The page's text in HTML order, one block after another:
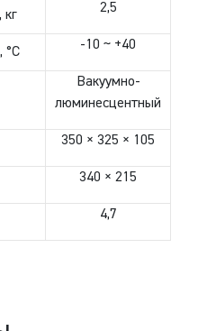
2,5
°С -10 ~ +40
Вакуумно-
люминесцентный
350 × 325 × 105
340 × 215
4,7